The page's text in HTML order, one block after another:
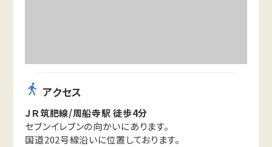
アクセス
ＪＲ筑肥線/周船寺駅 徒歩4分
セブンイレブンの向かいにあります。
国道202号線沿いに位置しております。